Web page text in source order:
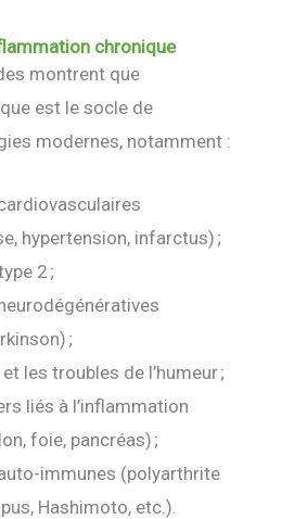
chronique
montrent que
est le socle de
modernes, notamment :
hypertension, infarctus) ;
2 ;
;
les troubles de l’humeur ;
liés à l’inflammation
foie, pancréas) ;
immunes (polyarthrite
Hashimoto, etc.).